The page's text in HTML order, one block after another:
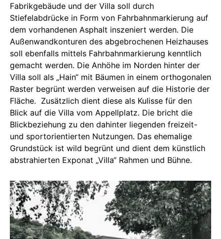
Fabrikgebäude und der Villa soll durch
Stiefelabdrücke in Form von Fahrbahnmarkierung auf
dem vorhandenen Asphalt inszeniert werden. Die
Außenwandkonturen des abgebrochenen Heizhauses
soll ebenfalls mittels Fahrbahnmarkierung kenntlich
gemacht werden. Die Anhöhe im Norden hinter der
Villa soll als „Hain“ mit Bäumen in einem orthogonalen
Raster begrünt werden verweisen auf die Historie der
Fläche. Zusätzlich dient diese als Kulisse für den
Blick auf die Villa vom Appellplatz. Die bricht die
Blickbeziehung zu den dahinter liegenden freizeit-
und sportorientierten Nutzungen. Das ehemalige
Grundstück ist wild begrünt und dient dem künstlich
abstrahierten Exponat „Villa“ Rahmen und Bühne.